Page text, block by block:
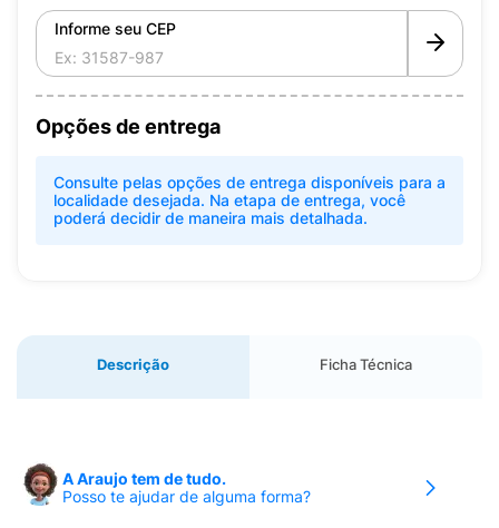
Informe seu CEP
Opções de entrega
Consulte pelas opções de entrega disponíveis para a
localidade desejada. Na etapa de entrega, você
poderá decidir de maneira mais detalhada.
Descrição Ficha Técnica
A Araujo tem de tudo.
Posso te ajudar de alguma forma?